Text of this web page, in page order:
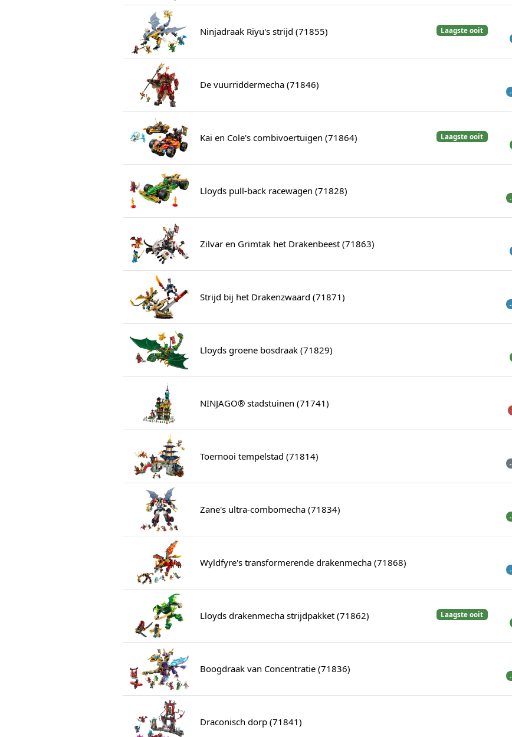
Laagste ooit
Ninjadraak Riyu's strijd (71855)
De vuurriddermecha (71846)
Laagste ooit
Kai en Cole's combivoertuigen (71864)
Lloyds pull-back racewagen (71828)
Zilvar en Grimtak het Drakenbeest (71863)
Strijd bij het Drakenzwaard (71871)
Lloyds groene bosdraak (71829)
NINJAGO® stadstuinen (71741)
Toernooi tempelstad (71814)
Zane's ultra-combomecha (71834)
Wyldfyre's transformerende drakenmecha (71868)
Laagste ooit
Lloyds drakenmecha strijdpakket (71862)
Boogdraak van Concentratie (71836)
Draconisch dorp (71841)